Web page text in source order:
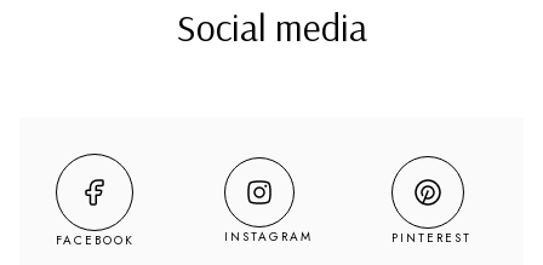
Social media
FACEBOOK INSTAGRAM PINTEREST